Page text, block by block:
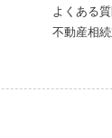
よくある
不動産相